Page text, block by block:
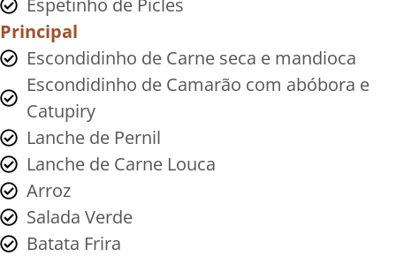
Espetinho de Picles
Principal
Escondidinho de Carne seca e mandioca
Escondidinho de Camarão com abóbora e
Catupiry
Lanche de Pernil
Lanche de Carne Louca
Arroz
Salada Verde
Batata Frira